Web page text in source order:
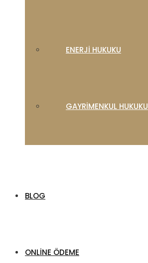
ENERJI HUKUKU
GAYRIMENKUL HUKUKU
BLOG
ONLINE ÖDEME